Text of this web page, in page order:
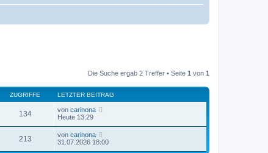
Die Suche ergab 2 Treffer • Seite 1 von 1
ZUGRIFFE LETZTER BEITRAG
134 von carinona
Heute 13:29
213 von carinona
31.07.2026 18:00